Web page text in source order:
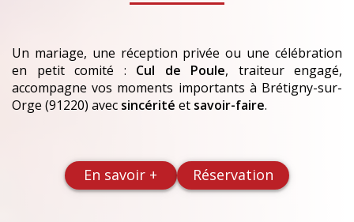
Un mariage, une réception privée ou une célébration
en petit comité : Cul de Poule, traiteur engagé,
accompagne vos moments importants à Brétigny-sur-
Orge (91220) avec sincérité et savoir-faire.
En savoir + Réservation